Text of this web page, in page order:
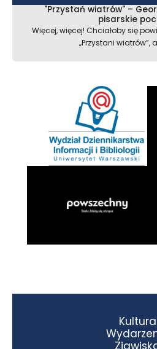
"Przystań wiatrów" –
pisarskie
Więcej, więcej! Chciałoby się
„Przystani wiatrów”,
Kultura